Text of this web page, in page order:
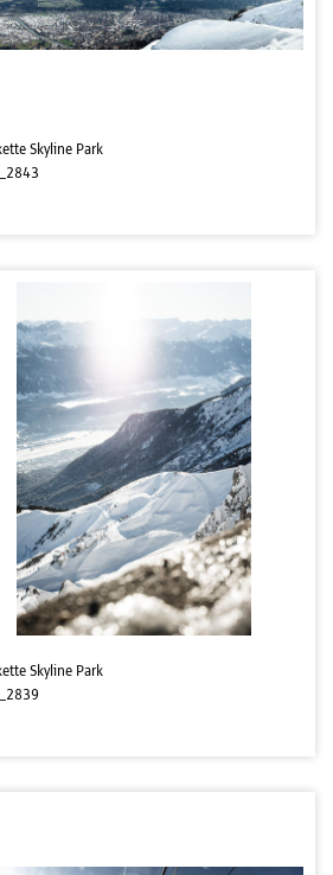
Skyline Park
Skyline Park